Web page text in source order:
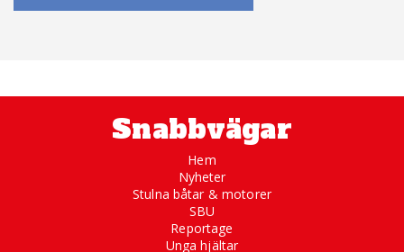
Snabbvägar
Hem
Nyheter
Stulna båtar & motorer
SBU
Reportage
Unga hjältar